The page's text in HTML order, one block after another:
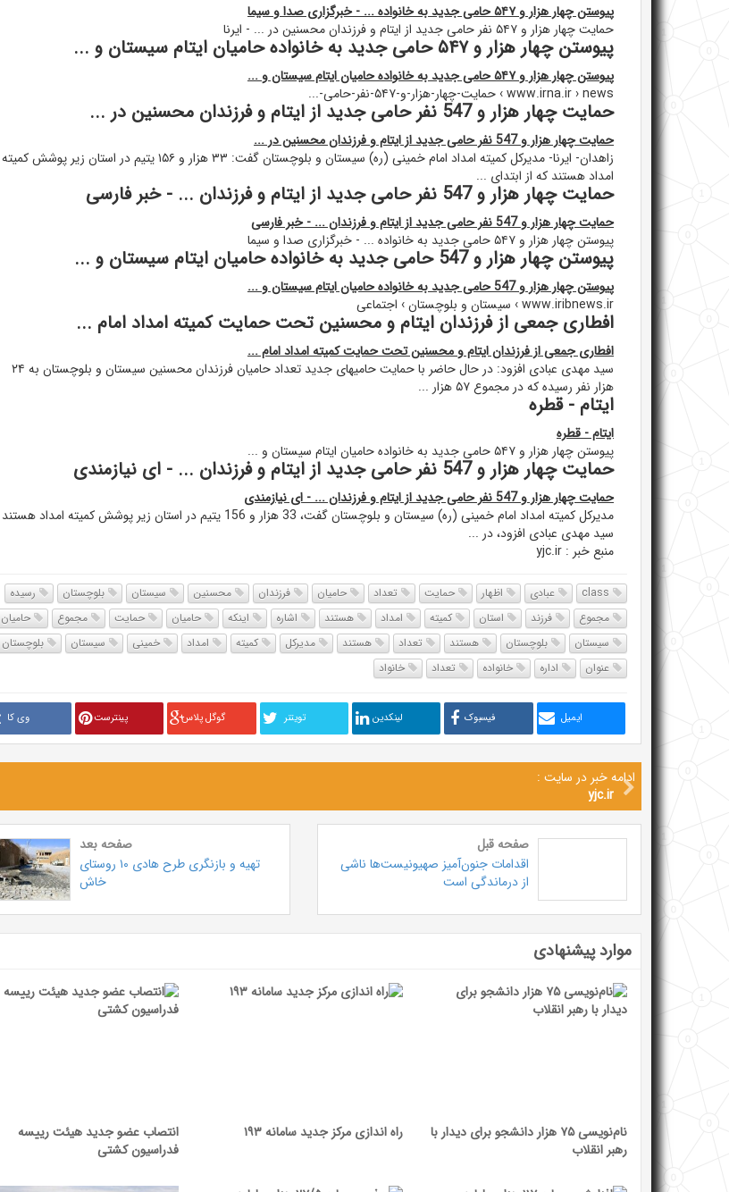
پیوستن چهار هزار و ۵۴۷ حامی جدید به خانواده ... - خبرگزاری صدا و سیما
حمایت چهار هزار و ۵۴۷ نفر حامی جدید از ایتام و فرزندان محسنین در ... - ایرنا
پیوستن چهار هزار و ۵۴۷ حامی جدید به خانواده حامیان ایتام سیستان و ...
پیوستن چهار هزار و ۵۴۷ حامی جدید به خانواده حامیان ایتام سیستان و ...
www.irna.ir › news › حمایت-چهار-هزار-و-۵۴۷-نفر-حامی-...
حمایت چهار هزار و 547 نفر حامی جدید از ایتام و فرزندان محسنین در ...
حمایت چهار هزار و 547 نفر حامی جدید از ایتام و فرزندان محسنین در ...
زاهدان- ایرنا- مدیرکل کمیته امداد امام خمینی (ره) سیستان و بلوچستان گفت: ۳۳ هزار و ۱۵۶ یتیم در استان زیر پوشش کمیته
امداد هستند که از ابتدای ...
حمایت چهار هزار و 547 نفر حامی جدید از ایتام و فرزندان ... - خبر فارسی
حمایت چهار هزار و 547 نفر حامی جدید از ایتام و فرزندان ... - خبر فارسی
پیوستن چهار هزار و ۵۴۷ حامی جدید به خانواده ... - خبرگزاری صدا و سیما
پیوستن چهار هزار و 547 حامی جدید به خانواده حامیان ایتام سیستان و ...
پیوستن چهار هزار و 547 حامی جدید به خانواده حامیان ایتام سیستان و ...
www.iribnews.ir › سیستان و بلوچستان › اجتماعی
افطاری جمعی از فرزندان ایتام و محسنین تحت حمایت کمیته امداد امام ...
افطاری جمعی از فرزندان ایتام و محسنین تحت حمایت کمیته امداد امام ...
سید مهدی عبادی افزود: در حال حاضر با حمایت حامیهای جدید تعداد حامیان فرزندان محسنین سیستان و بلوچستان به ۲۴
هزار نفر رسیده که در مجموع ۵۷ هزار ...
ایتام - قطره
ایتام - قطره
پیوستن چهار هزار و ۵۴۷ حامی جدید به خانواده حامیان ایتام سیستان و ...
حمایت چهار هزار و 547 نفر حامی جدید از ایتام و فرزندان ... - ای نیازمندی
حمایت چهار هزار و 547 نفر حامی جدید از ایتام و فرزندان ... - ای نیازمندی
مدیرکل کمیته امداد امام خمینی (ره) سیستان و بلوچستان گفت، 33 هزار و 156 یتیم در استان زیر پوشش کمیته امداد هستند
سید مهدی عبادی افزود، در ...
منبع خبر : yjc.ir
عبادی اظهار حمایت تعداد حامیان فرزندان محسنین سیستان بلوچستان
رسیده
مجموع
فرزند استان کمیته امداد هستند اشاره اینکه حامیان حمایت مجموع
حامیان
سیستان
بلوچستان هستند تعداد هستند مدیرکل کمیته امداد خمینی سیستان
بلوچستان
عنوان
اداره خانواده تعداد خانواد
ایمیل فیسبوک لینکدین تويتنر گوگل پلاس پینترست وی کا
ادامه خبر در سایت :
yjc.ir
صفحه قبل
اقدامات جنون‌آمیز صهیونیست‌ها ناشی
از درماندگی است
صفحه بعد
تهیه و بازنگری طرح هادی ۱۰ روستای
خاش
موارد پیشنهادی
نام‌نویسی ۷۵ هزار دانشجو برای دیدار با
رهبر انقلاب
راه اندازی مرکز جدید سامانه ۱۹۳
انتصاب عضو جدید هیئت رییسه
فدراسیون کشتی